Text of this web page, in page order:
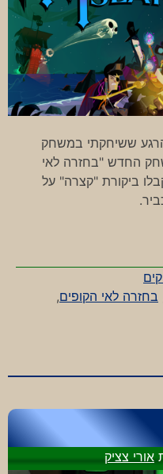
ששיחקתי במשחק
החדש "בחזרה לאי
ביקורת "קצרה" על
בחזרה לאי הקופים,
אורי צציק